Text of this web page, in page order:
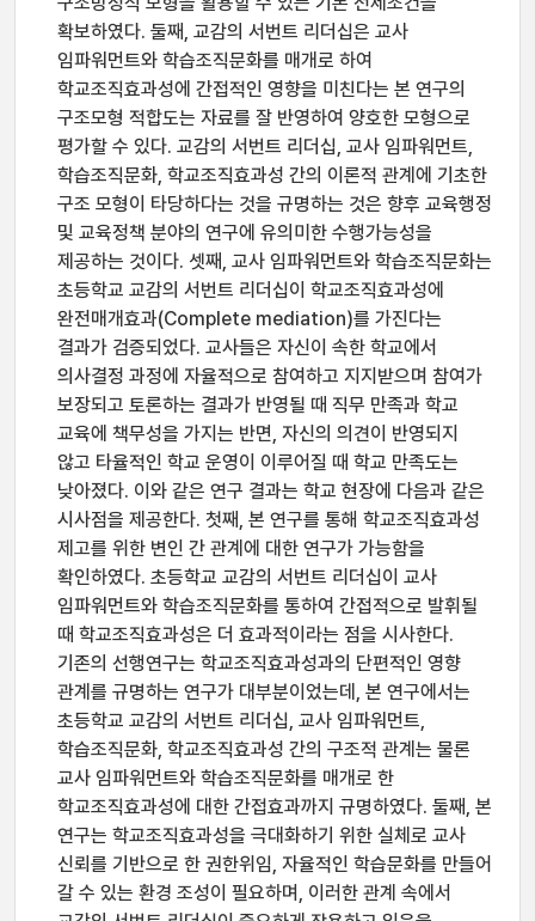
확보하였다. 둘째, 교감의 서번트 리더십은 교사
임파워먼트와 학습조직문화를 매개로 하여
학교조직효과성에 간접적인 영향을 미친다는 본 연구의
구조모형 적합도는 자료를 잘 반영하여 양호한 모형으로
평가할 수 있다. 교감의 서번트 리더십, 교사 임파워먼트,
학습조직문화, 학교조직효과성 간의 이론적 관계에 기초한
구조 모형이 타당하다는 것을 규명하는 것은 향후 교육행정
및 교육정책 분야의 연구에 유의미한 수행가능성을
제공하는 것이다. 셋째, 교사 임파워먼트와 학습조직문화는
초등학교 교감의 서번트 리더십이 학교조직효과성에
완전매개효과(Complete mediation)를 가진다는
결과가 검증되었다. 교사들은 자신이 속한 학교에서
의사결정 과정에 자율적으로 참여하고 지지받으며 참여가
보장되고 토론하는 결과가 반영될 때 직무 만족과 학교
교육에 책무성을 가지는 반면, 자신의 의견이 반영되지
않고 타율적인 학교 운영이 이루어질 때 학교 만족도는
낮아졌다. 이와 같은 연구 결과는 학교 현장에 다음과 같은
시사점을 제공한다. 첫째, 본 연구를 통해 학교조직효과성
제고를 위한 변인 간 관계에 대한 연구가 가능함을
확인하였다. 초등학교 교감의 서번트 리더십이 교사
임파워먼트와 학습조직문화를 통하여 간접적으로 발휘될
때 학교조직효과성은 더 효과적이라는 점을 시사한다.
기존의 선행연구는 학교조직효과성과의 단편적인 영향
관계를 규명하는 연구가 대부분이었는데, 본 연구에서는
초등학교 교감의 서번트 리더십, 교사 임파워먼트,
학습조직문화, 학교조직효과성 간의 구조적 관계는 물론
교사 임파워먼트와 학습조직문화를 매개로 한
학교조직효과성에 대한 간접효과까지 규명하였다. 둘째, 본
연구는 학교조직효과성을 극대화하기 위한 실체로 교사
신뢰를 기반으로 한 권한위임, 자율적인 학습문화를 만들어
갈 수 있는 환경 조성이 필요하며, 이러한 관계 속에서